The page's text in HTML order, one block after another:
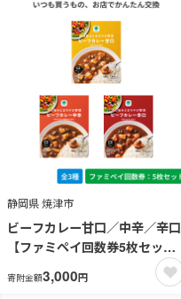
静岡県 焼津市
ビーフカレー甘口／中辛／辛口
【ファミペイ回数券5枚セッ
寄附金額3,000円